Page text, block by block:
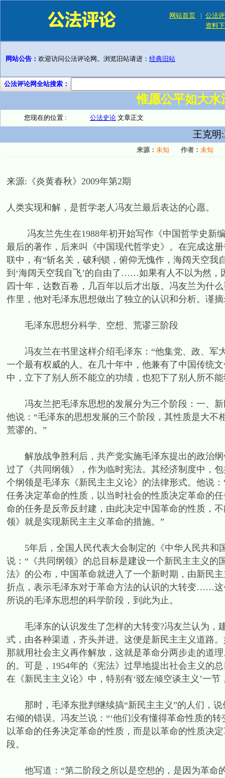
网站首页 | 公法
资料
网站公告： 欢迎访问公法评论网。浏览旧站请进： 经典旧站
公法评论网全站搜索：
惟愿公平如大
您现在的位置 : 公法史论 文章正文
王克明
来源： 未知 作者： 未知
来源:《炎黄春秋》2009年第2期
人类实现和解，是哲学老人冯友兰最后表达的心愿。
冯友兰先生在1988年初开始写作《中国哲学史新编
最后的著作，后来叫《中国现代哲学史》。在完成这
联中，有“斩名关，破利锁，俯仰无愧作，海阔天空我
到‘海阔天空我自飞’的自由了……如果有人不以为然，
四十年，达数百卷，几百年以后才出版。冯友兰为什
作里，他对毛泽东思想做出了独立的认识和分析。谨
毛泽东思想分科学、空想、荒谬三阶段
冯友兰在书里这样介绍毛泽东：“他集党、政、军
一个最有权威的人。在几十年中，他兼有了中国传统
中，立下了别人所不能立的功绩，也犯下了别人所不
冯友兰把毛泽东思想的发展分为三个阶段：一、新
他说：“毛泽东的思想发展的三个阶段，其性质是大
荒谬的。”
解放战争胜利后，共产党实施毛泽东提出的政治纲
过了《共同纲领》，作为临时宪法。其经济制度中，
个纲领是毛泽东《新民主主义论》的法律形式。他说
任务决定革命的性质，以当时社会的性质决定革命的
命的任务是反帝反封建，由此决定中国革命的性质，
领》就是实现新民主主义革命的措施。”
5年后，全国人民代表大会制定的《中华人民共和
说：“《共同纲领》的总目标是建设一个新民主主义
法》的公布，中国革命就进入了一个新时期，由新民
折点，表示毛泽东对于革命方法的认识的大转变……
所说的毛泽东思想的科学阶段，到此为止。
毛泽东的认识发生了怎样的大转变?冯友兰认为，
式，由各种渠道，齐头并进。这便是新民主主义道路
那就用社会主义再作解放，这就是革命分两步走的道
的。可是，1954年的《宪法》过早地提出社会主义的
在《新民主主义论》中，特别有‘驳左倾空谈主义’一
那时，毛泽东批判继续搞“新民主主义”的人们，说
右倾的错误。冯友兰说：“‘他们没有懂得革命性质的
以革命的任务决定革命的性质，而是以革命的性质决
段。
他写道：“第二阶段之所以是空想的，是因为革命